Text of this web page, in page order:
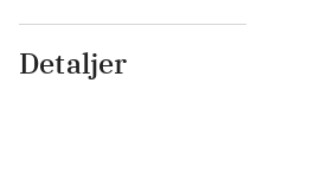
Detaljer